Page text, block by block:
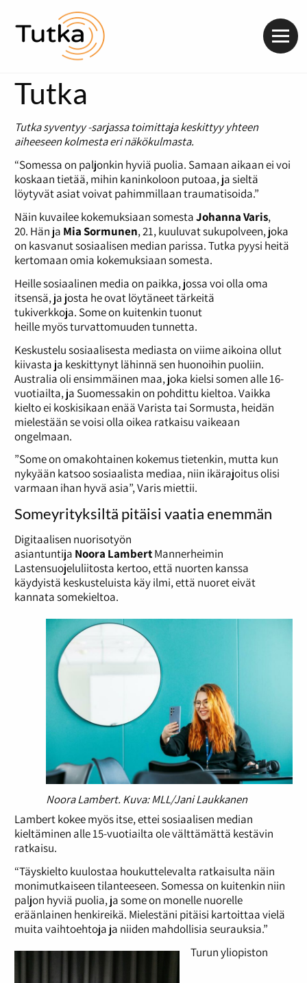
Tutka
Tutka syventyy -sarjassa toimittaja keskittyy yhteen
aiheeseen kolmesta eri näkökulmasta.
“Somessa on paljonkin hyviä puolia. Samaan aikaan ei voi
koskaan tietää, mihin kaninkoloon putoaa, ja sieltä
löytyvät asiat voivat pahimmillaan traumatisoida.”
Näin kuvailee kokemuksiaan somestaJohanna Varis,
20. Hän ja Mia Sormunen, 21, kuuluvat sukupolveen, joka
on kasvanut sosiaalisen median parissa. Tutka pyysi heitä
kertomaan omia kokemuksiaan somesta.
Heille sosiaalinen media on paikka, jossa voi olla oma
itsensä, ja josta he ovat löytäneet tärkeitä
tukiverkkoja. Some on kuitenkin tuonut
heille myös turvattomuuden tunnetta.
Keskustelu sosiaalisesta mediasta on viime aikoina ollut
kiivasta ja keskittynyt lähinnä sen huonoihin puoliin.
Australia oli ensimmäinen maa, joka kielsi somen alle 16-
vuotiailta, ja Suomessakin on pohdittu kieltoa. Vaikka
kielto ei koskisikaan enää Varista tai Sormusta, heidän
mielestään se voisi olla oikea ratkaisu vaikeaan
ongelmaan.
”Some on omakohtainen kokemus tietenkin, mutta kun
nykyään katsoo sosiaalista mediaa, niin ikärajoitus olisi
varmaan ihan hyvä asia”, Varis miettii.
Someyrityksiltä pitäisi vaatia enemmän
Digitaalisen nuorisotyön
asiantuntija Noora LambertMannerheimin
Lastensuojeluliitosta kertoo, että nuorten kanssa
käydyistä keskusteluista käy ilmi, että nuoret eivät
kannata somekieltoa.
Noora Lambert. Kuva: MLL/Jani Laukkanen
Lambert kokee myös itse, ettei sosiaalisen median
kieltäminen alle 15-vuotiailta ole välttämättä kestävin
ratkaisu.
“Täyskielto kuulostaa houkuttelevalta ratkaisulta näin
monimutkaiseen tilanteeseen. Somessa on kuitenkin niin
paljon hyviä puolia, ja some on monelle nuorelle
eräänlainen henkireikä. Mielestäni pitäisi kartoittaa vielä
muita vaihtoehtoja ja niiden mahdollisia seurauksia.”
Turun yliopiston